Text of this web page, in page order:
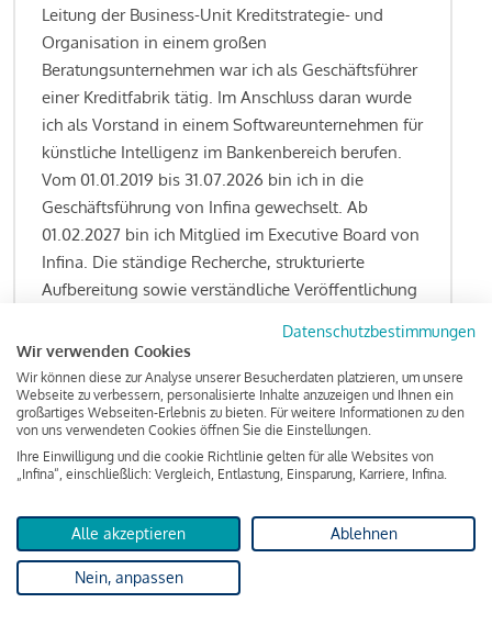
Leitung der Business-Unit Kreditstrategie- und
Organisation in einem großen
Beratungsunternehmen war ich als Geschäftsführer
einer Kreditfabrik tätig. Im Anschluss daran wurde
ich als Vorstand in einem Softwareunternehmen für
künstliche Intelligenz im Bankenbereich berufen.
Vom 01.01.2019 bis 31.07.2026 bin ich in die
Geschäftsführung von Infina gewechselt. Ab
01.02.2027 bin ich Mitglied im Executive Board von
Infina. Die ständige Recherche, strukturierte
Aufbereitung sowie verständliche Veröffentlichung
Kreditgeschäft gehören zu den wesentlichen
Schwerpunktsetzungen meiner Funktion.
Lesen Sie meine Finanzierungs-Tipps
KreditindexDas Wohnkredit Barometer
Datenschutzbestimmungen
Wir verwenden Cookies
Wir können diese zur Analyse unserer Besucherdaten platzieren, um unsere
Webseite zu verbessern, personalisierte Inhalte anzuzeigen und Ihnen ein
großartiges Webseiten-Erlebnis zu bieten. Für weitere Informationen zu den
von uns verwendeten Cookies öffnen Sie die Einstellungen.
Ihre Einwilligung und die cookie Richtlinie gelten für alle Websites von
„Infina“, einschließlich: Vergleich, Entlastung, Einsparung, Karriere, Infina.
Alle akzeptieren Ablehnen
Nein, anpassen